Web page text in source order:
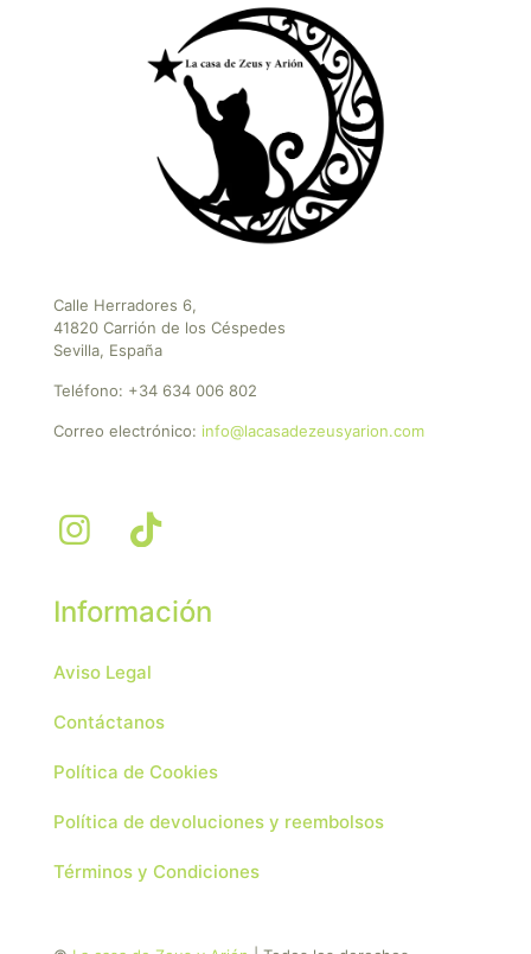
Calle Herradores 6,
41820 Carrión de los Céspedes
Sevilla, España
Teléfono: +34 634 006 802
Correo electrónico: info@lacasadezeusyarion.com
Información
Aviso Legal
Contáctanos
Política de Cookies
Política de devoluciones y reembolsos
Términos y Condiciones